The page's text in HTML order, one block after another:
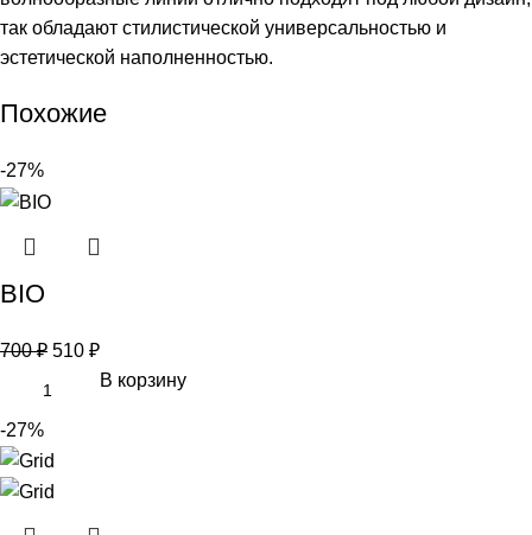
так обладают стилистической универсальностью и
эстетической наполненностью.
Похожие
-27%
BIO
700₽ 510 ₽
В корзину
-27%